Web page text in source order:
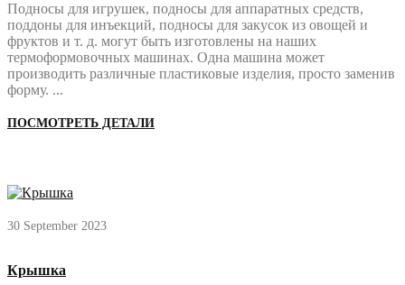
Подносы для игрушек, подносы для аппаратных средств,
поддоны для инъекций, подносы для закусок из овощей и
фруктов и т. д. могут быть изготовлены на наших
термоформовочных машинах. Одна машина может
производить различные пластиковые изделия, просто заменив
форму. ...
ПОСМОТРЕТЬ ДЕТАЛИ
30 September 2023
Крышка